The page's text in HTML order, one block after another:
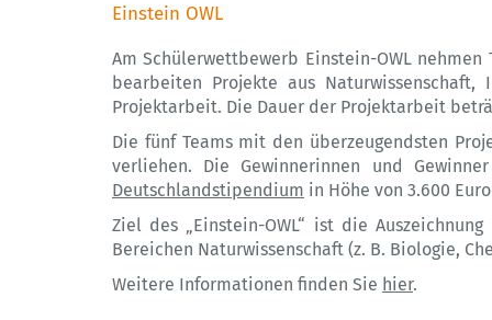
Einstein OWL
Am Schülerwettbewerb Einstein-OWL
bearbeiten Projekte aus
Projektarbeit. Die Dauer der Projektarbeit
Die fünf Teams mit den überzeugendsten
verliehen. Die Gewinnerinnen und
Deutschlandstipendium in Höhe von 3.600
Ziel des „Einstein-OWL“ ist die
Bereichen Naturwissenschaft (z. B. Biologie,
Weitere Informationen finden Sie hier.